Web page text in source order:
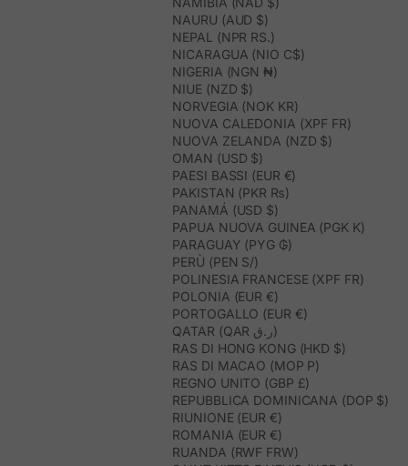
NAURU (AUD $)
NEPAL (NPR RS.)
NICARAGUA (NIO C$)
NIGERIA (NGN ₦)
NIUE (NZD $)
NORVEGIA (NOK KR)
NUOVA CALEDONIA (XPF FR)
NUOVA ZELANDA (NZD $)
OMAN (USD $)
PAESI BASSI (EUR €)
PAKISTAN (PKR ₨)
PANAMÁ (USD $)
PAPUA NUOVA GUINEA (PGK K)
PARAGUAY (PYG ₲)
PERÙ (PEN S/)
POLINESIA FRANCESE (XPF FR)
POLONIA (EUR €)
PORTOGALLO (EUR €)
QATAR (QAR ر.ق)
RAS DI HONG KONG (HKD $)
RAS DI MACAO (MOP P)
REGNO UNITO (GBP £)
REPUBBLICA DOMINICANA (DOP $)
RIUNIONE (EUR €)
ROMANIA (EUR €)
RUANDA (RWF FRW)